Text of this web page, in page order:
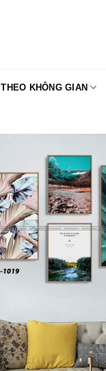
THEO KHÔNG GIAN